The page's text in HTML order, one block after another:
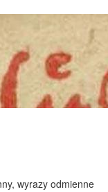
wyrazy odmienne